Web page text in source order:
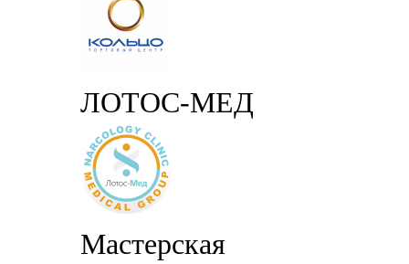
ЛОТОС-МЕД
Мастерская